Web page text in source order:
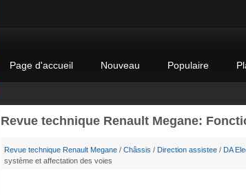
Page d'accueil Nouveau Populaire
Revue technique Renault Megane:
Revue technique Renault Megane/ Châssis / Direction assistee/ DA
système et affectation des voies